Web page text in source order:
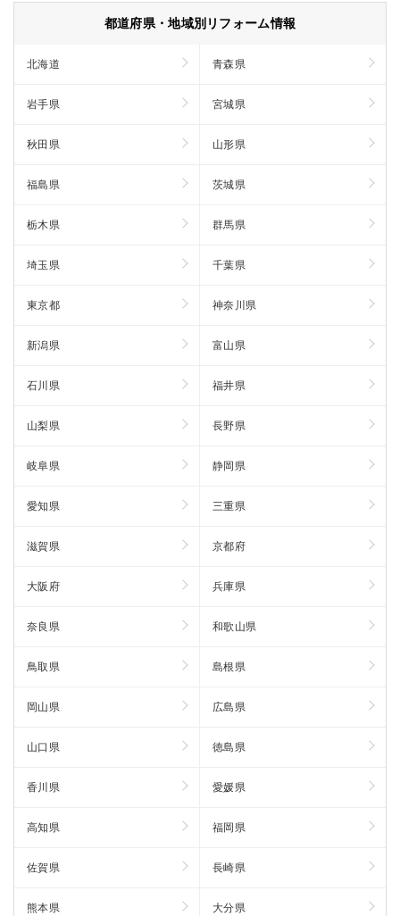
都道府県・地域別リフォーム情報
北海道 青森県
岩手県 宮城県
秋田県 山形県
福島県 茨城県
栃木県 群馬県
埼玉県 千葉県
東京都 神奈川県
新潟県 富山県
石川県 福井県
山梨県 長野県
岐阜県 静岡県
愛知県 三重県
滋賀県 京都府
大阪府 兵庫県
奈良県 和歌山県
鳥取県 島根県
岡山県 広島県
山口県 徳島県
香川県 愛媛県
高知県 福岡県
佐賀県 長崎県
熊本県 大分県